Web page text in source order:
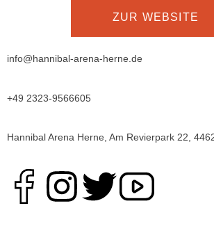
ZUR WEBSITE
info@hannibal-arena-herne.de
+49 2323-9566605
Hannibal Arena Herne, Am Revierpark 22,